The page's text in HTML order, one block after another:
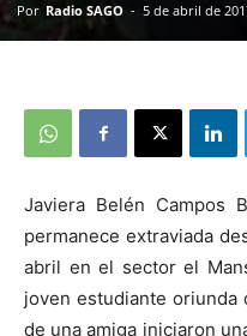
Por Radio SAGO - 5 de abril de
Javiera Belén Campos
permanece extraviada
abril en el sector el
joven estudiante oriunda
de una amiga iniciaron